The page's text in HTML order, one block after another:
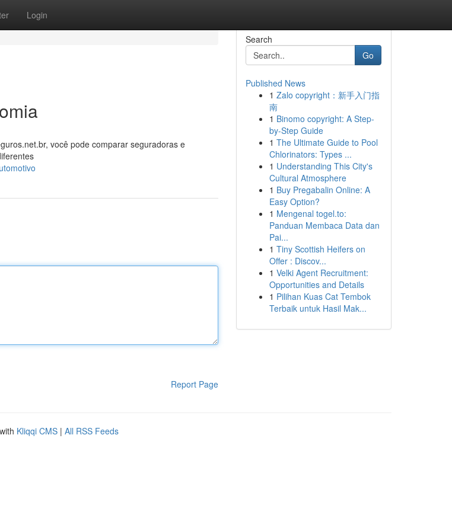
Login
você pode comparar seguradoras e
Report Page
Search
Go
Published News
1 Zalo copyright：新手入门指
南
1 Binomo copyright: A Step-
by-Step Guide
1 The Ultimate Guide to Pool
Chlorinators: Types ...
1 Understanding This City's
Cultural Atmosphere
1 Buy Pregabalin Online: A
Easy Option?
1 Mengenal togel.to:
Panduan Membaca Data dan
Pai...
1 Tiny Scottish Heifers on
Offer : Discov...
1 Velki Agent Recruitment:
Opportunities and Details
1 Pilihan Kuas Cat Tembok
Terbaik untuk Hasil Mak...
Kliqqi CMS | All RSS Feeds